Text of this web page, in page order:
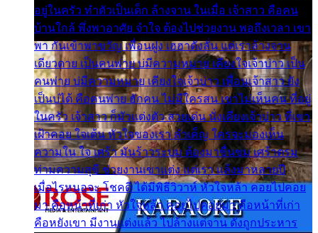
อยู่ในครัว ทำตัวเป็นเด็ก ล้างจาน ในเมื่อ เจ้าสาว คือคน
บ้านใกล้ พึ่งพาอาศัย จำใจ ต้องไปช่วยงาน พอถึงเวลา เขา
พา กันเข้าพาขวัญ เพื่อนฝูง เฮฮาดังลั่น แต่เราล้างจาน
เดียวดาย เป็นคนพ่าย บ่มีความหมาย เคียงใจเจ้าบ่าว เป็น
คนพ่าย บ่มีความหมาย เคียงใจเจ้าบ่าว เพื่อนเจ้าสาว ยัง
เป็นบ่ได้ คือคนพ่าย ฮักคน ไม่มีใครสน เขาไม่เห็นคน ที่อยู่
ในครัว เจ้าสาว ก็มัวแต่งตัว สวยเด่น นั่งเคียงเจ้าบ่าว ที่เขา
เฝ้าคอย ใจเต้น หัวใจของเรา ลำเค็ญ ใครจะมองเห็น
ความใน ใจ เศร้า มันร้าวระบม ต้องมาขื่นขม เศร้าตรม
ท่ามความสุขี ช่วยงานเขาแต่ง แต่เรา แล้งมาหลายปี
เมื่อไรหนอจะ โชคดี ได้มีพิธีวิวาห์ หัวใจหล้า คอยไปคอย
มา คือหน้าที่เก่า หัวใจหล้า คอยไปคอยมา คือหน้าที่เก่า
คือหยังเขา มีงานแต่งแล้ว ไปล้างแต่จาน ดั่งถูกประหาร